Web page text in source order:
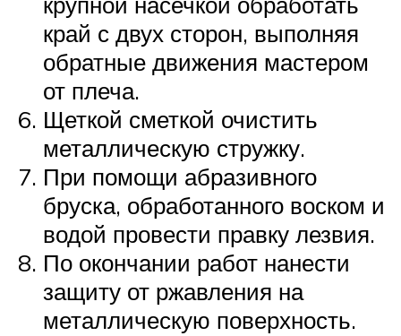
край с двух сторон, выполняя
обратные движения мастером
от плеча.
Щеткой сметкой очистить
металлическую стружку.
При помощи абразивного
бруска, обработанного воском и
водой провести правку лезвия.
По окончании работ нанести
защиту от ржавления на
металлическую поверхность.